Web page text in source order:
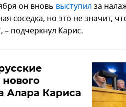
он вновь выступил за
соседка, но это не значит,
– подчеркнул Карис.
Алара Кариса